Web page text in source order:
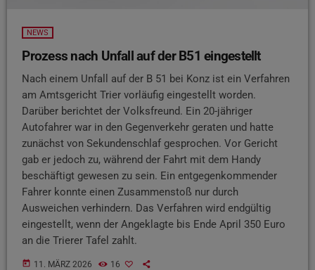
NEWS
Prozess nach Unfall auf der B51 eingestellt
Nach einem Unfall auf der B 51 bei Konz ist ein Verfahren
am Amtsgericht Trier vorläufig eingestellt worden.
Darüber berichtet der Volksfreund. Ein 20-jähriger
Autofahrer war in den Gegenverkehr geraten und hatte
zunächst von Sekundenschlaf gesprochen. Vor Gericht
gab er jedoch zu, während der Fahrt mit dem Handy
beschäftigt gewesen zu sein. Ein entgegenkommender
Fahrer konnte einen Zusammenstoß nur durch
Ausweichen verhindern. Das Verfahren wird endgültig
eingestellt, wenn der Angeklagte bis Ende April 350 Euro
an die Trierer Tafel zahlt.
today 11. MÄRZ 2026 16